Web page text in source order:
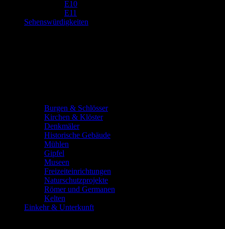
E10
E11
Sehenswürdigkeiten
Burgen & Schlösser
Kirchen & Klöster
Denkmäler
Historische Gebäude
Mühlen
Gipfel
Museen
Freizeiteinrichtungen
Naturschutzprojekte
Römer und Germanen
Kelten
Einkehr & Unterkunft